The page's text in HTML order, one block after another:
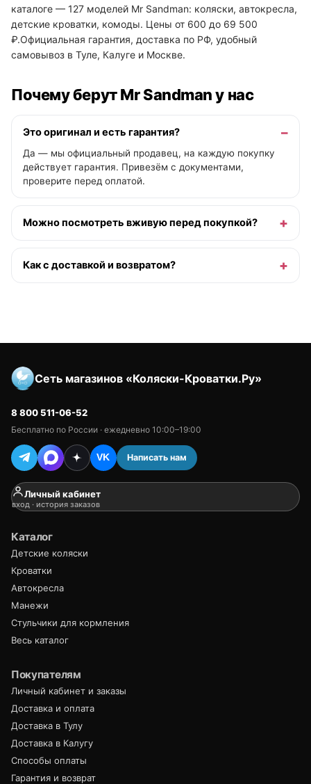
каталоге — 127 моделей Mr Sandman: коляски, автокресла,
детские кроватки, комоды. Цены от 600 до 69 500
₽.Официальная гарантия, доставка по РФ, удобный
самовывоз в Туле, Калуге и Москве.
Почему берут Mr Sandman у нас
Это оригинал и есть гарантия?
Да — мы официальный продавец, на каждую покупку
действует гарантия. Привезём с документами,
проверите перед оплатой.
Можно посмотреть вживую перед покупкой?
Как с доставкой и возвратом?
Сеть магазинов «Коляски-Кроватки.Ру»
8 800 511-06-52
Бесплатно по России · ежедневно 10:00–19:00
VK Написать нам
Личный кабинет
вход · история заказов
Каталог
Детские коляски
Кроватки
Автокресла
Манежи
Стульчики для кормления
Весь каталог
Покупателям
Личный кабинет и заказы
Доставка и оплата
Доставка в Тулу
Доставка в Калугу
Способы оплаты
Гарантия и возврат